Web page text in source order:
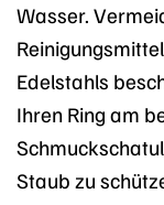
Wasser.
Edelstahls
Ihren Ring am
Staub zu